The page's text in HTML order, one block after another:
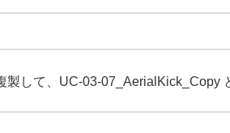
して、UC-03-07_AerialKick_Copy